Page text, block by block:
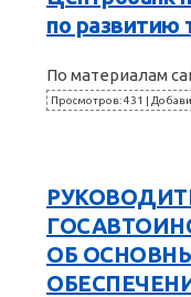
по развитию
По материалам
Просмотров: 431 |
ОБ